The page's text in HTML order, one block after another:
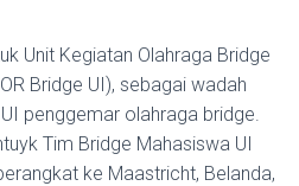
Unit Kegiatan Olahraga Bridge
Bridge UI), sebagai wadah
penggemar olahraga bridge.
Tim Bridge Mahasiswa UI
ke Maastricht, Belanda,